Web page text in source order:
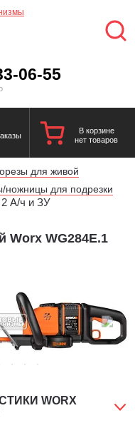
06-55
В корзине
нет товаров
для живой
ножницы для подрезки
А/ч и ЗУ
Worx WG284E.1
WORX